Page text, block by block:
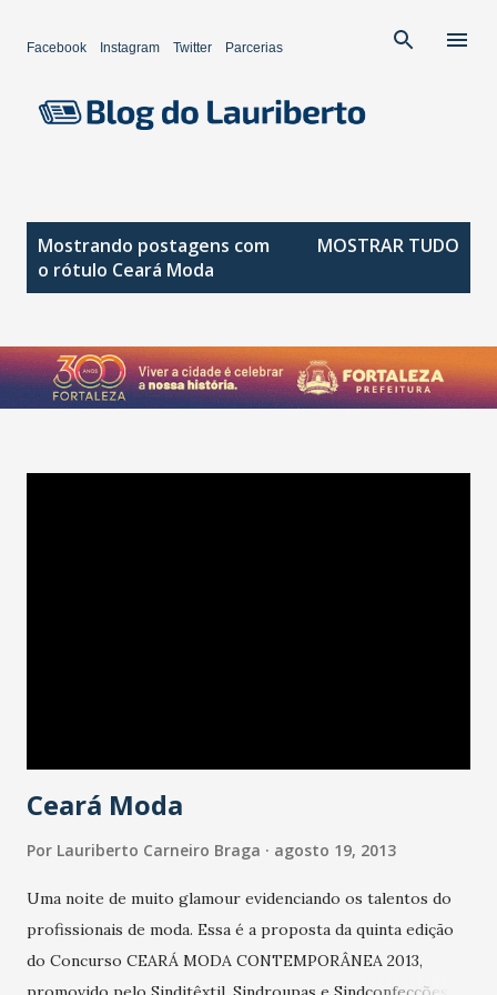
Facebook Instagram Twitter Parcerias
a
g
e
Mostrando postagens com
o rótulo Ceará Moda
MOSTRAR TUDO
Ceará Moda
Por Lauriberto Carneiro Braga agosto 19, 2013
Uma noite de muito glamour evidenciando os talentos do
profissionais de moda. Essa é a proposta da quinta edição
do Concurso CEARÁ MODA CONTEMPORÂNEA 2013,